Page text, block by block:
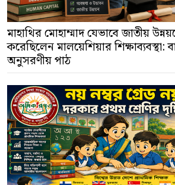
মাহাথির মোহাম্মাদ যেভাবে জাতীয়
করেছিলেন মালয়েশিয়ার শিক্ষাব্যবস্থা:
অনুসরণীয় পাঠ